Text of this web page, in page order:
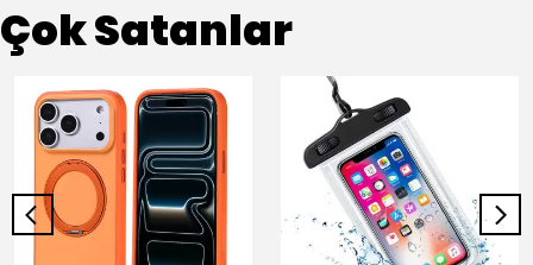
Çok Satanlar